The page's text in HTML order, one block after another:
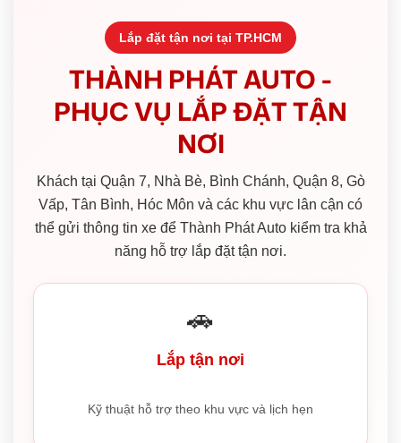
Lắp đặt tận nơi tại TP.HCM
THÀNH PHÁT AUTO -
PHỤC VỤ LẮP ĐẶT TẬN
NƠI
Khách tại Quận 7, Nhà Bè, Bình Chánh, Quận 8, Gò
Vấp, Tân Bình, Hóc Môn và các khu vực lân cận có
thể gửi thông tin xe để Thành Phát Auto kiểm tra khả
năng hỗ trợ lắp đặt tận nơi.
🚗
Lắp tận nơi
Kỹ thuật hỗ trợ theo khu vực và lịch hẹn